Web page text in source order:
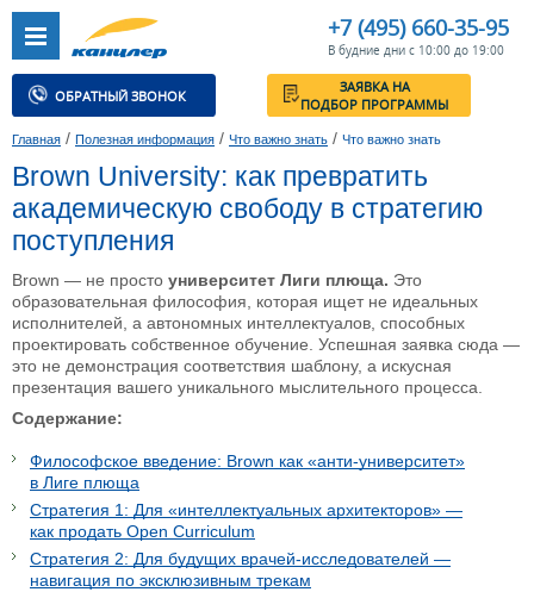
+7 (495) 660-35-95
В будние дни с 10:00 до 19:00
ОБРАТНЫЙ ЗВОНОК
ЗАЯВКА НА
ПОДБОР ПРОГРАММЫ
Главная / Полезная информация / Что важно знать / Что важно знать
Brown University: как превратить
академическую свободу в стратегию
поступления
Brown — не просто университет Лиги плюща. Это
образовательная философия, которая ищет не идеальных
исполнителей, а автономных интеллектуалов, способных
проектировать собственное обучение. Успешная заявка сюда —
это не демонстрация соответствия шаблону, а искусная
презентация вашего уникального мыслительного процесса.
Содержание:
Философское введение: Brown как «анти-университет»
в Лиге плюща
Стратегия 1: Для «интеллектуальных архитекторов» —
как продать Open Curriculum
Стратегия 2: Для будущих врачей-исследователей —
навигация по эксклюзивным трекам